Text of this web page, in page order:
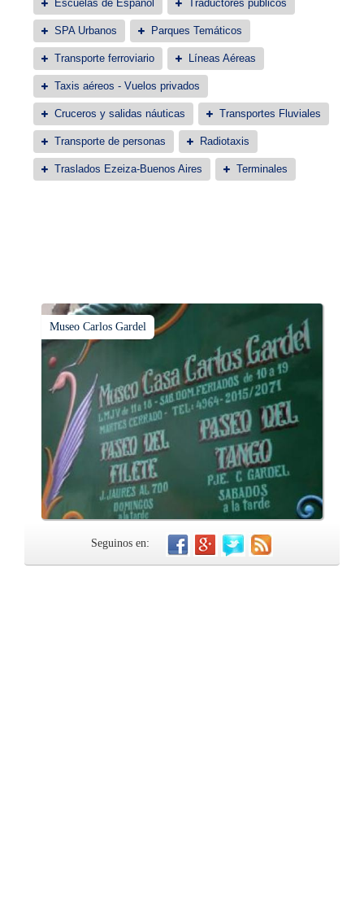
Escuelas de Español Traductores públicos
SPA Urbanos Parques Temáticos
Transporte ferroviario Líneas Aéreas
Taxis aéreos - Vuelos privados
Cruceros y salidas náuticas Transportes Fluviales
Transporte de personas Radiotaxis
Traslados Ezeiza-Buenos Aires Terminales
Museo Carlos Gardel
Seguinos en: